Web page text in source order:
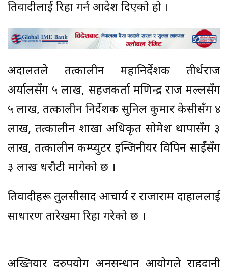
प्रतिवादीलाई रिहा गर्न आदेश दिएको हो ।
अदालतले तत्कालीन महानिर्देशक तीर्थराज
अर्यालसँग ५ लाख, सहजकर्ता मणिन्द्र राज मल्लसँग
५ लाख, तत्कालीन निर्देशक सुनिल कुमार केसीसँग ४
लाख, तत्कालीन शाखा अधिकृत सोमेश थापासँग ३
लाख, तत्कालीन कम्प्युटर इन्जिनीयर विपिन प्रसाईँसँग
३ लाख धरौटी मागेको छ ।
प्रतिवादीहरू तुलसीप्रसाद आचार्य र राजाराम दाहाललाई
साधारण तारेखमा रिहा गरेको छ ।